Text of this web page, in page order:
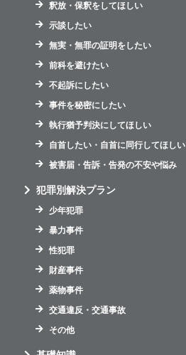
釈放・保釈をしてほしい
示談したい
無実・無罪の証明をしたい
前科を避けたい
不起訴にしたい
事件を秘密にしたい
執行猶予判決にしてほしい
自首したい・自首に同行してほしい
被害届・告訴・告発の不安や悩み
犯罪別解決プラン
少年犯罪
暴力事件
性犯罪
財産事件
薬物事件
交通違反・交通事故
その他